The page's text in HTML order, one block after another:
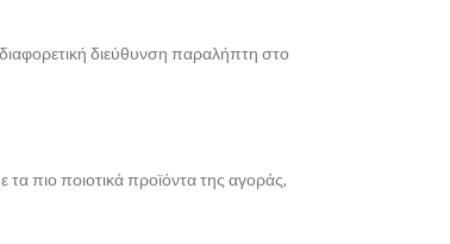
διεύθυνση παραλήπτη στο
πιο ποιοτικά προϊόντα της αγοράς,